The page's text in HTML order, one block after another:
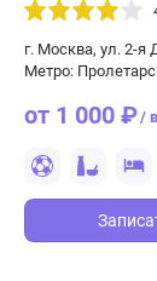
г. Москва, ул. 2-я
Метро:
от 1 000 ₽/